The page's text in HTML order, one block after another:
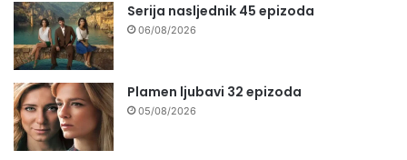
Serija nasljednik 45 epizoda
06/08/2026
Plamen ljubavi 32 epizoda
05/08/2026